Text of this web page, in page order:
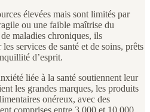
élevées mais sont limités par
ou une faible maîtrise du
maladies chroniques, ils
services de santé et de soins, prêts
d’esprit.
liée à la santé soutiennent leur
les grandes marques, les produits
onéreux, avec des
comprises entre 3 000 et 10 000